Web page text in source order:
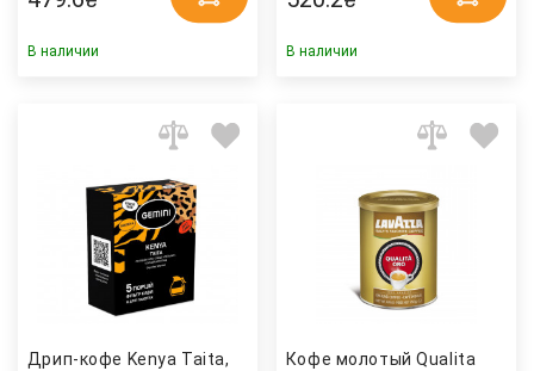
В наличии В наличии
Дрип-кофе Kenya Taita,
Кофе молотый Qualita